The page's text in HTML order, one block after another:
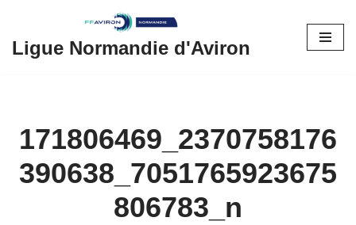
Aller
Ligue Normandie d'Aviron
171806469_2370758176
390638_7051765923675
806783_n